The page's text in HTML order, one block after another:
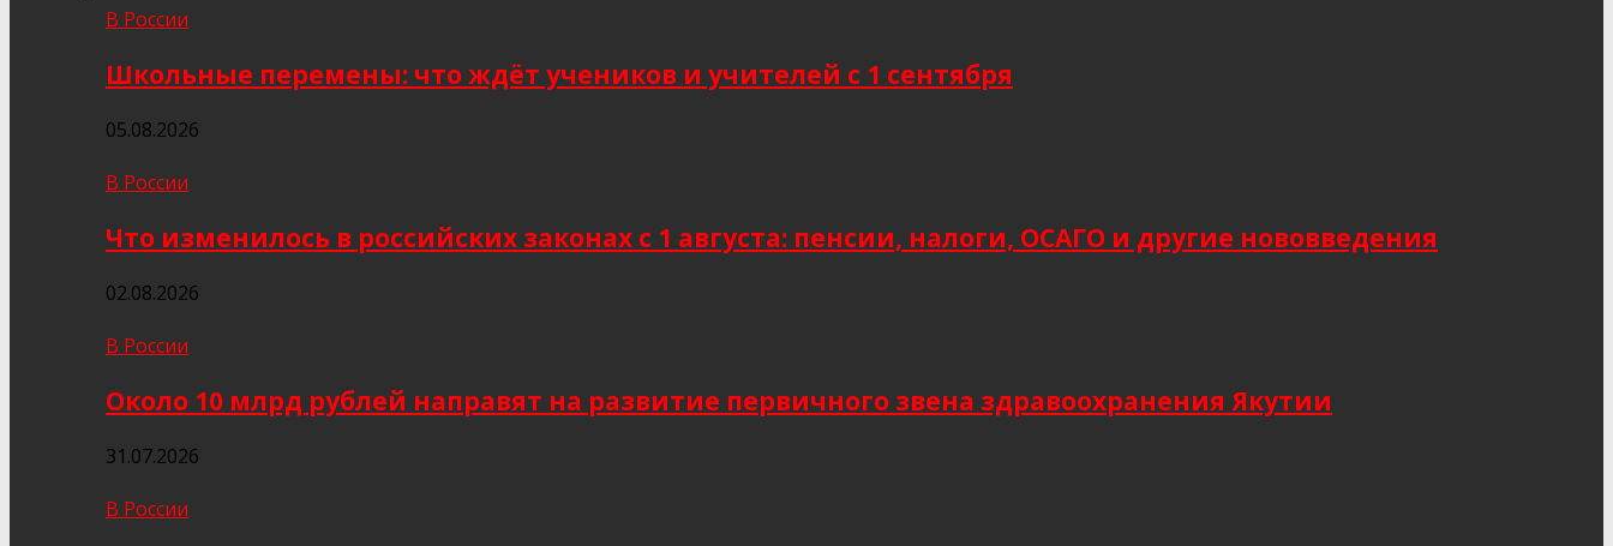
В России
Школьные перемены: что ждёт учеников и учителей с 1 сентября
05.08.2026
В России
Что изменилось в российских законах с 1 августа: пенсии, налоги, ОСАГО и другие нововведения
02.08.2026
В России
Около 10 млрд рублей направят на развитие первичного звена здравоохранения Якутии
31.07.2026
В России